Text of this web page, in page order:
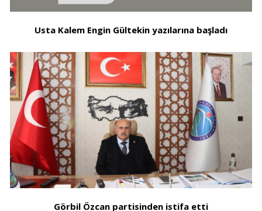
Usta Kalem Engin Gültekin yazılarına başladı
Görbil Özcan partisinden istifa etti